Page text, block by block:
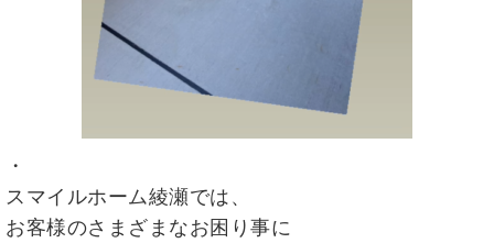
・
スマイルホーム綾瀬では、
お客様のさまざまなお困り事に